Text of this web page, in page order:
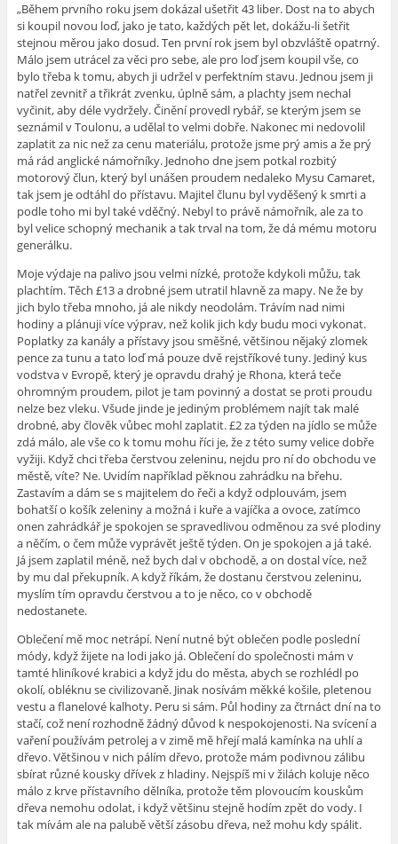
„Během prvního roku jsem dokázal ušetřit 43 liber. Dost na to abych
si koupil novou loď, jako je tato, každých pět let, dokážu-li šetřit
stejnou měrou jako dosud. Ten první rok jsem byl obzvláště opatrný.
Málo jsem utrácel za věci pro sebe, ale pro loď jsem koupil vše, co
bylo třeba k tomu, abych ji udržel v perfektním stavu. Jednou jsem ji
natřel zevnitř a třikrát zvenku, úplně sám, a plachty jsem nechal
vyčinit, aby déle vydržely. Činění provedl rybář, se kterým jsem se
seznámil v Toulonu, a udělal to velmi dobře. Nakonec mi nedovolil
zaplatit za nic než za cenu materiálu, protože jsme prý amis a že prý
má rád anglické námořníky. Jednoho dne jsem potkal rozbitý
motorový člun, který byl unášen proudem nedaleko Mysu Camaret,
tak jsem je odtáhl do přístavu. Majitel člunu byl vyděšený k smrti a
podle toho mi byl také vděčný. Nebyl to právě námořník, ale za to
byl velice schopný mechanik a tak trval na tom, že dá mému motoru
generálku.
Moje výdaje na palivo jsou velmi nízké, protože kdykoli můžu, tak
plachtím. Těch £13 a drobné jsem utratil hlavně za mapy. Ne že by
jich bylo třeba mnoho, já ale nikdy neodolám. Trávím nad nimi
hodiny a plánuji více výprav, než kolik jich kdy budu moci vykonat.
Poplatky za kanály a přístavy jsou směšné, většinou nějaký zlomek
pence za tunu a tato loď má pouze dvě rejstříkové tuny. Jediný kus
vodstva v Evropě, který je opravdu drahý je Rhona, která teče
ohromným proudem, pilot je tam povinný a dostat se proti proudu
nelze bez vleku. Všude jinde je jediným problémem najít tak malé
drobné, aby člověk vůbec mohl zaplatit. £2 za týden na jídlo se může
zdá málo, ale vše co k tomu mohu říci je, že z této sumy velice dobře
vyžiji. Když chci třeba čerstvou zeleninu, nejdu pro ní do obchodu ve
městě, víte? Ne. Uvidím například pěknou zahrádku na břehu.
Zastavím a dám se s majitelem do řeči a když odplouvám, jsem
bohatší o košík zeleniny a možná i kuře a vajíčka a ovoce, zatímco
onen zahrádkář je spokojen se spravedlivou odměnou za své plodiny
a něčím, o čem může vyprávět ještě týden. On je spokojen a já také.
Já jsem zaplatil méně, než bych dal v obchodě, a on dostal více, než
by mu dal překupník. A když říkám, že dostanu čerstvou zeleninu,
myslím tím opravdu čerstvou a to je něco, co v obchodě
nedostanete.
Oblečení mě moc netrápí. Není nutné být oblečen podle poslední
módy, když žijete na lodi jako já. Oblečení do společnosti mám v
tamté hliníkové krabici a když jdu do města, abych se rozhlédl po
okolí, obléknu se civilizovaně. Jinak nosívám měkké košile, pletenou
vestu a flanelové kalhoty. Peru si sám. Půl hodiny za čtrnáct dní na to
stačí, což není rozhodně žádný důvod k nespokojenosti. Na svícení a
vaření používám petrolej a v zimě mě hřejí malá kamínka na uhlí a
dřevo. Většinou v nich pálím dřevo, protože mám podivnou zálibu
sbírat různé kousky dřívek z hladiny. Nejspíš mi v žilách koluje něco
málo z krve přístavního dělníka, protože těm plovoucím kouskům
dřeva nemohu odolat, i když většinu stejně hodím zpět do vody. I
tak mívám ale na palubě větší zásobu dřeva, než mohu kdy spálit.